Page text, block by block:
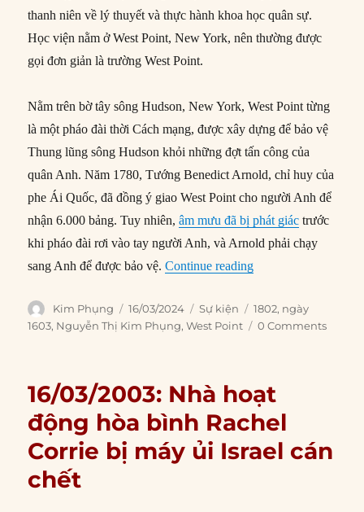
thanh niên về lý thuyết và thực hành khoa học quân sự.
Học viện nằm ở West Point, New York, nên thường được
gọi đơn giản là trường West Point.
Nằm trên bờ tây sông Hudson, New York, West Point từng
là một pháo đài thời Cách mạng, được xây dựng để bảo vệ
Thung lũng sông Hudson khỏi những đợt tấn công của
quân Anh. Năm 1780, Tướng Benedict Arnold, chỉ huy của
phe Ái Quốc, đã đồng ý giao West Point cho người Anh để
nhận 6.000 bảng. Tuy nhiên,âm mưu đã bị phát giác trước
khi pháo đài rơi vào tay người Anh, và Arnold phải chạy
sang Anh để được bảo vệ.Continue reading“16/03/1802: Thành
Author
Kim Phụng
Posted
on
16/03/2024 Categories
Sự kiện Tags
1802, ngày
1603, Nguyễn Thị Kim Phụng,West Point 0 Comments
16/03/2003: Nhà hoạt
động hòa bình Rachel
Corrie bị máy ủi Israel cán
chết